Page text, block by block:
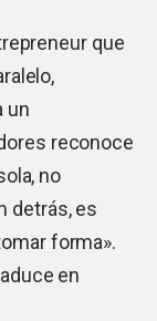
que
un
reconoce
no
detrás, es
forma».
en